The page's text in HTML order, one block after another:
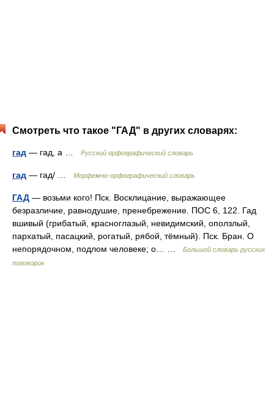
Смотреть что такое "ГАД" в других словарях:
гад — гад, а … Русский орфографический словарь
гад — гад/ … Морфемно-орфографический словарь
ГАД — возьми кого! Пск. Восклицание, выражающее
безразличие, равнодушие, пренебрежение. ПОС 6, 122. Гад
вшивый (грибатый, красноглазый, невидимский, оползлый,
пархатый, пасацкий, рогатый, рябой, тёмный). Пск. Бран. О
непорядочном, подлом человеке; о… …
Большой словарь русских
поговорок